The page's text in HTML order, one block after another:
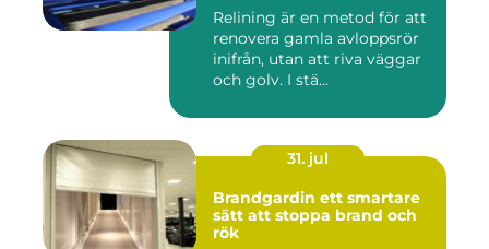
Relining är en metod för att
renovera gamla avloppsrör
inifrån, utan att riva väggar
och golv. I stä...
31. jul
Brandgardin ett smartare
sätt att stoppa brand och
rök